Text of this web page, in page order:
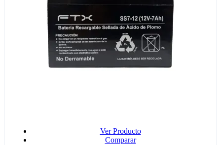
Ver Producto
Comparar